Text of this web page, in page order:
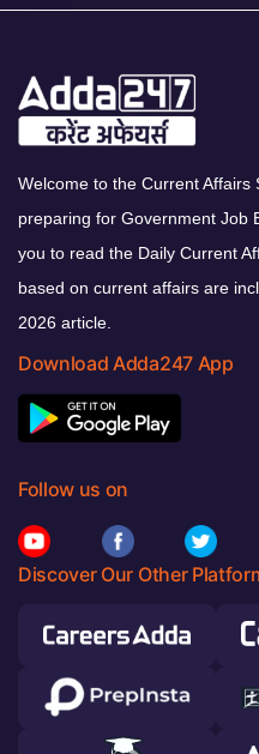
Welcome to the Current
preparing for Government Job
you to read the Daily Current
based on current affairs are
2026 article.
Download Adda247 App
Follow us on
Discover Our Other